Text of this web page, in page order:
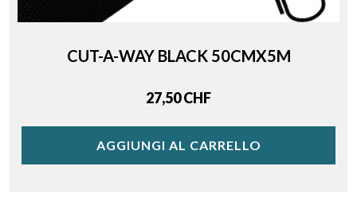
CUT-A-WAY BLACK 50CMX5M
Price
27,50 CHF
AGGIUNGI AL CARRELLO